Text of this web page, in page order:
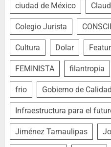
ciudad de México
Colegio Jurista
Cultura Dolar
FEMINISTA filantropia
frio Gobierno de Calidad
Infraestructura para el
Jiménez Tamaulipas